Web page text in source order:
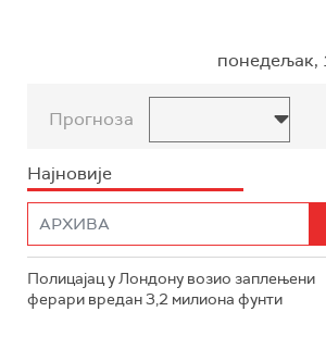
понедељак,
Прогноза
Најновије
Полицајац у Лондону возио заплењени
ферари вредан 3,2 милиона фунти